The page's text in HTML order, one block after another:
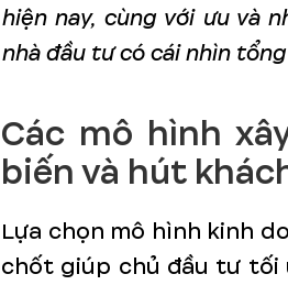
hiện nay, cùng với ưu và
nhà đầu tư có cái nhìn
Các mô hình
biến và hút
Lựa chọn mô hình kinh
chốt giúp chủ đầu tư tối